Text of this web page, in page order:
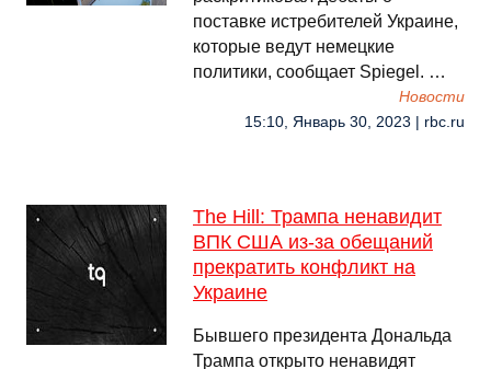
поставке истребителей Украине,
которые ведут немецкие
политики, сообщает Spiegel. …
Новости
15:10, Январь 30, 2023 | rbc.ru
The Hill: Трампа ненавидит
ВПК США из-за обещаний
прекратить конфликт на
Украине
Бывшего президента Дональда
Трампа открыто ненавидят